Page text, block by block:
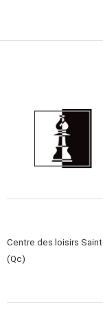
Centre des loisirs
(Qc)